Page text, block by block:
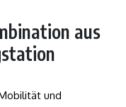
aus
und